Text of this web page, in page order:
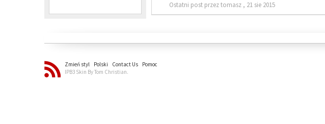
Ostatni post przez tomasz , 21 sie 2015
Zmień styl Polski Contact Us
Pomoc
IPB3 Skin By Tom Christian.